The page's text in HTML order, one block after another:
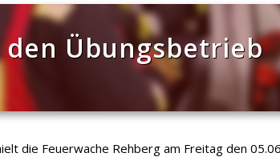
Übungsbetrieb
die Feuerwache Rehberg am Freitag den